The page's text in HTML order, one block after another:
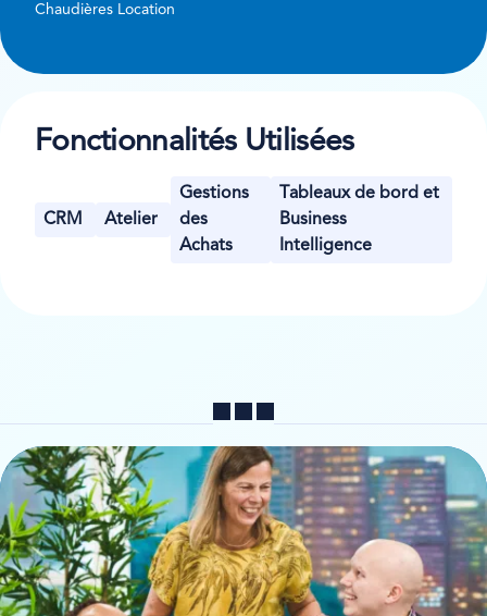
Chaudières Location
Fonctionnalités Utilisées
CRM Atelier
Gestions
des
Achats
Tableaux de bord et
Business
Intelligence